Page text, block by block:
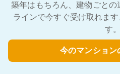
築年はもちろん、建物ごと
ラインで今すぐ受け取れま
す。
今のマンション